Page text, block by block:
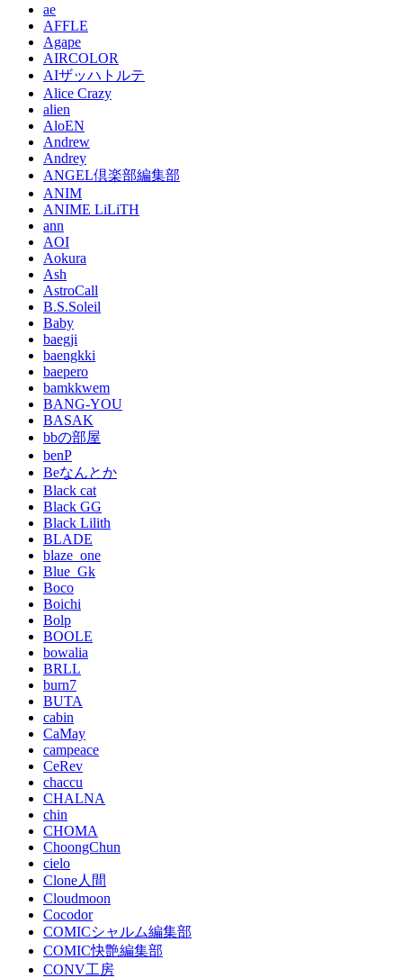
ae
AFFLE
Agape
AIRCOLOR
AIザッハトルテ
Alice Crazy
alien
AloEN
Andrew
Andrey
ANGEL倶楽部編集部
ANIM
ANIME LiLiTH
ann
AOI
Aokura
Ash
AstroCall
B.S.Soleil
Baby
baegji
baengkki
baepero
bamkkwem
BANG-YOU
BASAK
bbの部屋
benP
Beなんとか
Black cat
Black GG
Black Lilith
BLADE
blaze_one
Blue_Gk
Boco
Boichi
Bolp
BOOLE
bowalia
BRLL
burn7
BUTA
cabin
CaMay
campeace
CeRev
chaccu
CHALNA
chin
CHOMA
ChoongChun
cielo
Clone人間
Cloudmoon
Cocodor
COMICシャルム編集部
COMIC快艶編集部
CONV工房